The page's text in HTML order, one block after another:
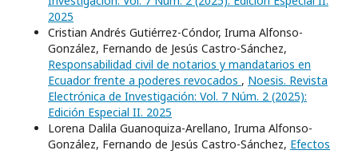
2025
Cristian Andrés Gutiérrez-Cóndor, Iruma Alfonso-
González, Fernando de Jesús Castro-Sánchez,
Responsabilidad civil de notarios y mandatarios en
Ecuador frente a poderes revocados , Noesis. Revista
Electrónica de Investigación: Vol. 7 Núm. 2 (2025):
Edición Especial II. 2025
Lorena Dalila Guanoquiza-Arellano, Iruma Alfonso-
González, Fernando de Jesús Castro-Sánchez, Efectos